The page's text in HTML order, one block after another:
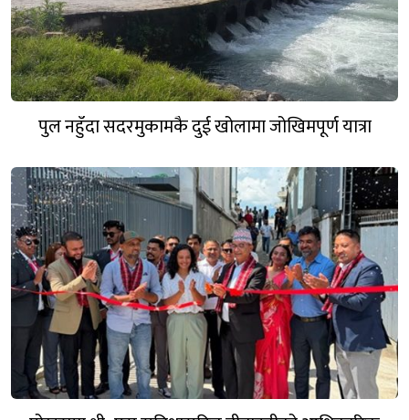
पुल नहुँदा सदरमुकामकै दुई खोलामा जोखिमपूर्ण यात्रा